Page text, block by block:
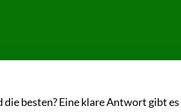
besten? Eine klare Antwort gibt